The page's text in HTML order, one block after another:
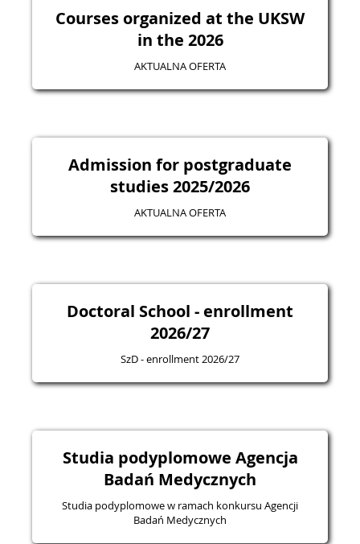
Courses organized at the UKSW
in the 2026
AKTUALNA OFERTA
Admission for postgraduate
studies 2025/2026
AKTUALNA OFERTA
Doctoral School - enrollment
2026/27
SzD - enrollment 2026/27
Studia podyplomowe Agencja
Badań Medycznych
Studia podyplomowe w ramach konkursu Agencji
Badań Medycznych